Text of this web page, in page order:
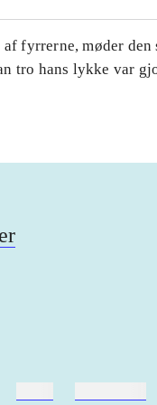
fyrrerne, møder den
tro hans lykke var